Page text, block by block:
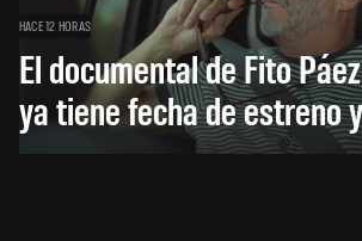
HACE 12 HORAS
El documental de Fito
ya tiene fecha de estreno